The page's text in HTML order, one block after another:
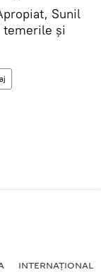
Sunil
temerile și
INTERNAŢIONAL